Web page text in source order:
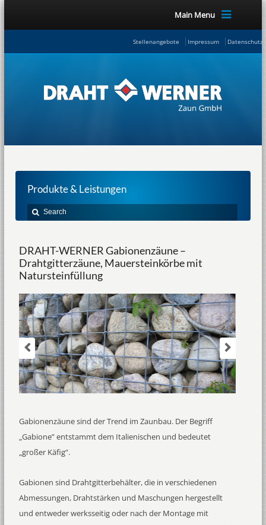
Main Menu
Stellenangebote Impressum
Produkte & Leistungen
DRAHT-WERNER Gabionenzäune –
Drahtgitterzäune, Mauersteinkörbe mit
Natursteinfüllung
Gabionenzäune sind der Trend im Zaunbau. Der Begriff
„Gabione” entstammt dem Italienischen und bedeutet
„großer Käfig“.
Gabionen sind Drahtgitterbehälter, die in verschiedenen
Abmessungen, Drahtstärken und Maschungen hergestellt
und entweder werksseitig oder nach der Montage mit